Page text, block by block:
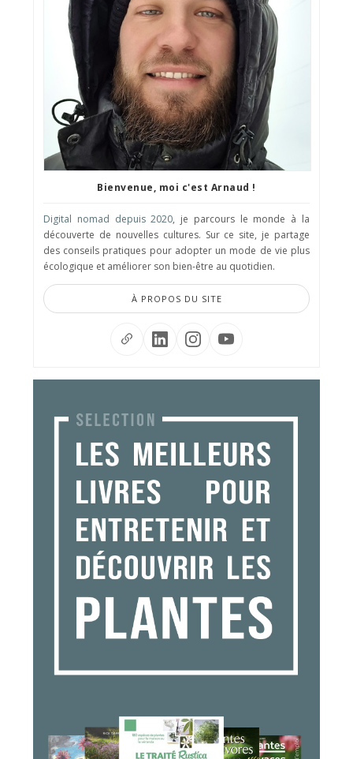
Bienvenue, moi c'est Arnaud !
Digital nomad depuis 2020, je parcours le monde à la
découverte de nouvelles cultures. Sur ce site, je partage
des conseils pratiques pour adopter un mode de vie plus
écologique et améliorer son bien-être au quotidien.
À PROPOS DU SITE